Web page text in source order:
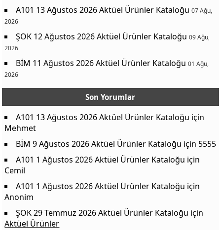
A101 13 Ağustos 2026 Aktüel Ürünler Kataloğu 07 Ağu,
2026
ŞOK 12 Ağustos 2026 Aktüel Ürünler Kataloğu 09 Ağu,
2026
BİM 11 Ağustos 2026 Aktüel Ürünler Kataloğu 01 Ağu,
2026
Son Yorumlar
A101 13 Ağustos 2026 Aktüel Ürünler Kataloğu için
Mehmet
BİM 9 Ağustos 2026 Aktüel Ürünler Kataloğu için 5555
A101 1 Ağustos 2026 Aktüel Ürünler Kataloğu için
Cemil
A101 1 Ağustos 2026 Aktüel Ürünler Kataloğu için
Anonim
ŞOK 29 Temmuz 2026 Aktüel Ürünler Kataloğu için
Aktüel Ürünler